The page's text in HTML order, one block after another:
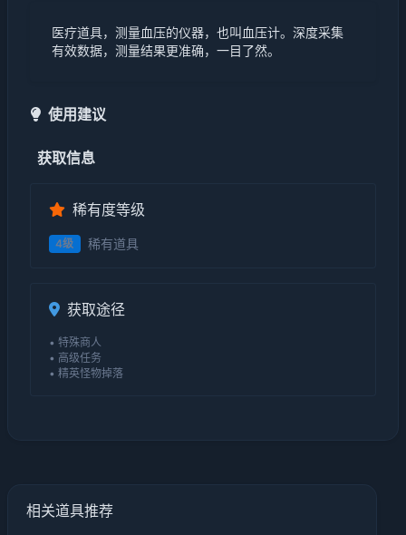
医疗道具，测量血压的仪器，也叫血压计。深度采集
有效数据，测量结果更准确，一目了然。
使用建议
获取信息
稀有度等级
4级 稀有道具
获取途径
• 特殊商人
• 高级任务
• 精英怪物掉落
相关道具推荐